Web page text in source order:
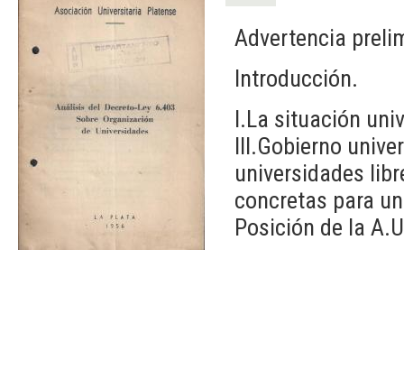
Advertencia
Introducción.
I.La situación
III.Gobierno
universidades
concretas para
Posición de la